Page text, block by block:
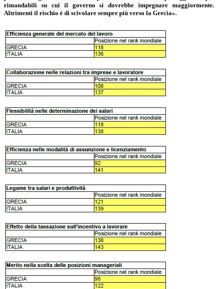
rimandabili su cui il governo si dovrebbe impegnare maggiormente.
Altrimenti il rischio è di scivolare sempre più verso la Grecia».